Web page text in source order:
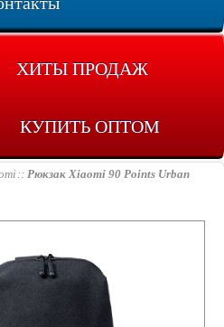
ХИТЫ ПРОДАЖ
КУПИТЬ ОПТОМ
Рюкзак Xiaomi 90 Points Urban